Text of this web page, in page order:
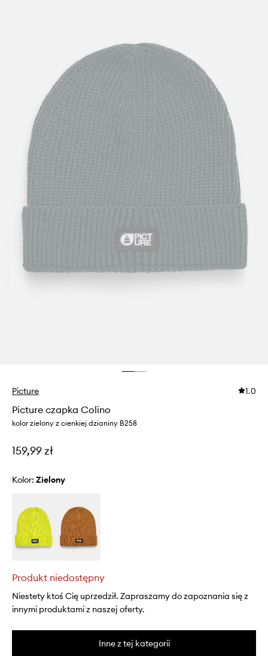
Picture 1.0
Picture czapka Colino
kolor zielony z cienkiej dzianiny B258
159,99 zł
Kolor: zielony
Produkt niedostępny
Niestety ktoś Cię uprzedził. Zapraszamy do zapoznania się z
innymi produktami z naszej oferty.
Inne z tej kategorii